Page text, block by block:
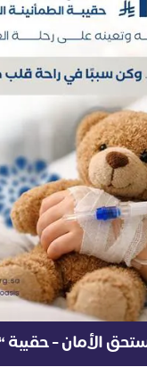
الأمان - حقيبة